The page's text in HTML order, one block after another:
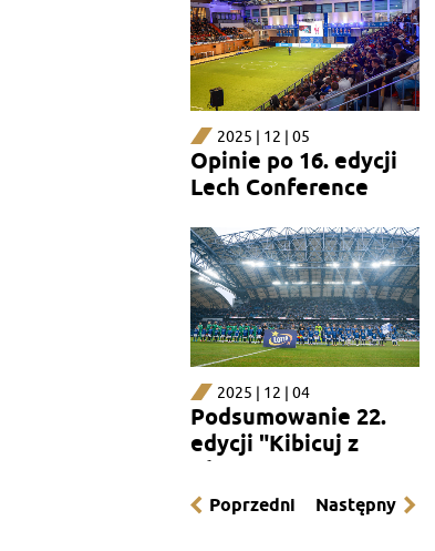
2025 | 12 | 05
Opinie po 16. edycji
Lech Conference
2025 | 12 | 04
Podsumowanie 22.
edycji "Kibicuj z
Klasą"
Poprzedni Następny